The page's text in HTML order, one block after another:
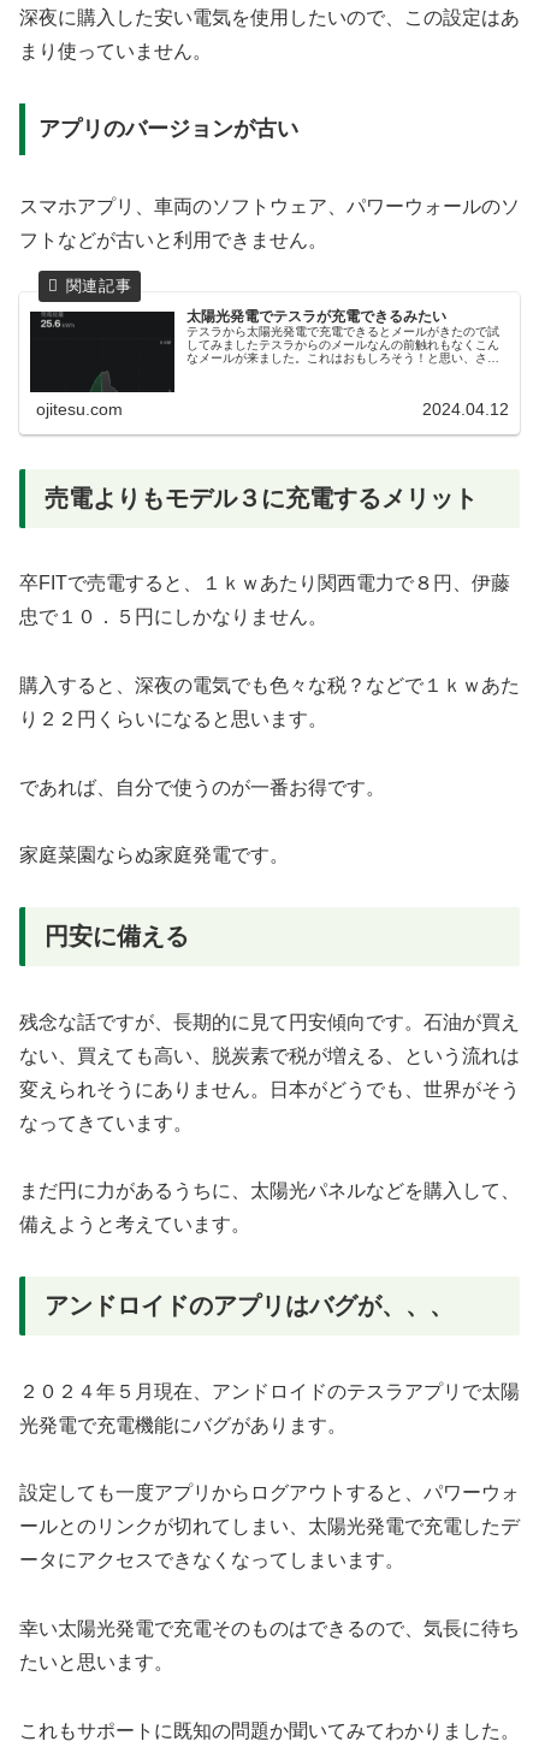
深夜に購入した安い電気を使用したいので、この設定はあ
まり使っていません。
アプリのバージョンが古い
スマホアプリ、車両のソフトウェア、パワーウォールのソ
フトなどが古いと利用できません。
太陽光発電でテスラが充電できるみたい
テスラから太陽光発電で充電できるとメールがきたので試
してみましたテスラからのメールなんの前触れもなくこん
なメールが来ました。これはおもしろそう！と思い、さっ
ojitesu.com 2024.04.12
売電よりもモデル３に充電するメリット
卒FITで売電すると、１ｋｗあたり関西電力で８円、伊藤
忠で１０．５円にしかなりません。
購入すると、深夜の電気でも色々な税？などで１ｋｗあた
り２２円くらいになると思います。
であれば、自分で使うのが一番お得です。
家庭菜園ならぬ家庭発電です。
円安に備える
残念な話ですが、長期的に見て円安傾向です。石油が買え
ない、買えても高い、脱炭素で税が増える、という流れは
変えられそうにありません。日本がどうでも、世界がそう
なってきています。
まだ円に力があるうちに、太陽光パネルなどを購入して、
備えようと考えています。
アンドロイドのアプリはバグが、、、
２０２４年５月現在、アンドロイドのテスラアプリで太陽
光発電で充電機能にバグがあります。
設定しても一度アプリからログアウトすると、パワーウォ
ールとのリンクが切れてしまい、太陽光発電で充電したデ
ータにアクセスできなくなってしまいます。
幸い太陽光発電で充電そのものはできるので、気長に待ち
たいと思います。
これもサポートに既知の問題か聞いてみてわかりました。